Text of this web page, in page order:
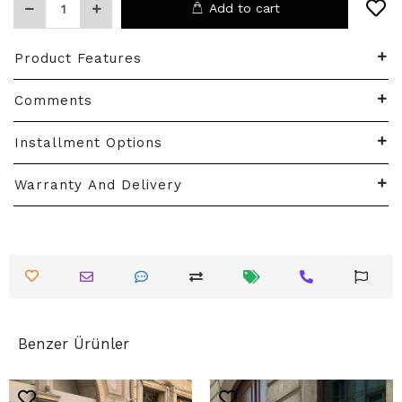
Add to cart
Product Features
Comments
Installment Options
Warranty And Delivery
Benzer Ürünler